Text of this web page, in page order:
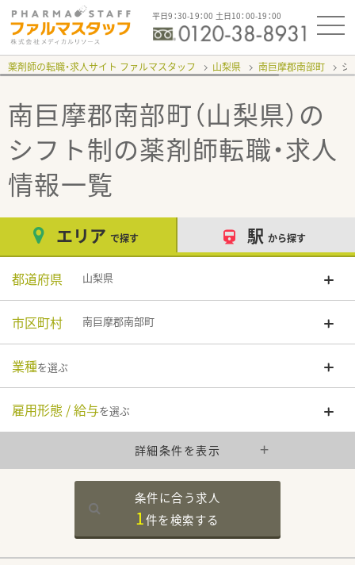
平日9：30-19：00 土日10：00-19：00
薬剤師の転職・求人サイト ファルマスタッフ 山梨県 南巨摩郡南部町 シ
南巨摩郡南部町（山梨県）の
シフト制の薬剤師転職・求人
情報一覧
エリア で探す 駅 から探す
都道府県 山梨県
市区町村 南巨摩郡南部町
業種を選ぶ
雇用形態 / 給与を選ぶ
詳細条件を表示
条件に合う求人
1件を検索する